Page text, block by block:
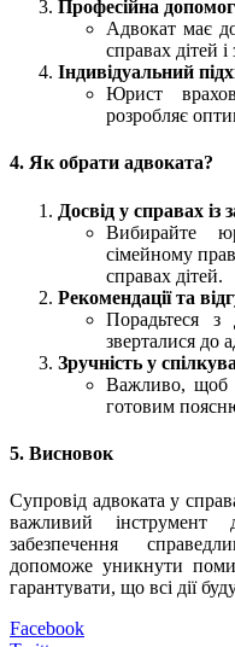
Професійна
Адвокат має
справах дітей
Індивідуальний
Юрист
розробляє
4. Як обрати адвоката?
Досвід у справах із
Вибирайте
сімейному
справах дітей.
Рекомендації та
Порадьтеся
зверталися до
Зручність у
Важливо, щоб
готовим
5. Висновок
Супровід адвоката у
важливий
забезпечення
допоможе уникнути
гарантувати, що всі дії
Facebook